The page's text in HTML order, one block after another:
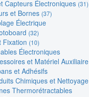
Capteurs Électroniques (31)
et Bornes (37)
Électrique
(32)
Fixation (10)
Électroniques
et Matériel Auxiliaire
et Adhésifs
Chimiques et Nettoyage
Thermorétractables